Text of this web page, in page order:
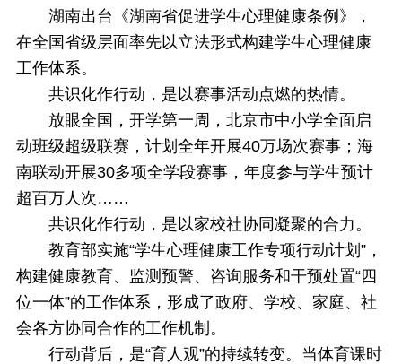
湖南出台《湖南省促进学生心理健康条例》，
在全国省级层面率先以立法形式构建学生心理健康
工作体系。
共识化作行动，是以赛事活动点燃的热情。
放眼全国，开学第一周，北京市中小学全面启
动班级超级联赛，计划全年开展40万场次赛事；海
南联动开展30多项全学段赛事，年度参与学生预计
超百万人次……
共识化作行动，是以家校社协同凝聚的合力。
教育部实施“学生心理健康工作专项行动计划”，
构建健康教育、监测预警、咨询服务和干预处置“四
位一体”的工作体系，形成了政府、学校、家庭、社
会各方协同合作的工作机制。
行动背后，是“育人观”的持续转变。当体育课时